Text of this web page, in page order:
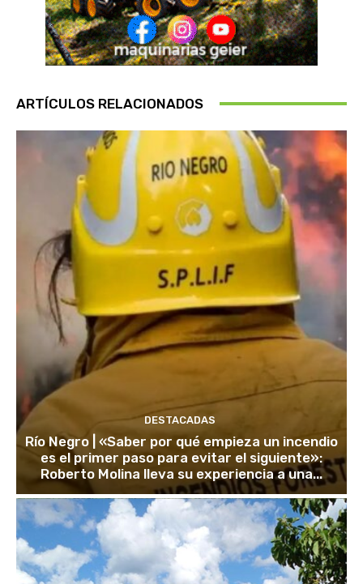
ARTÍCULOS RELACIONADOS
DESTACADAS
Río Negro | «Saber por qué empieza un incendio
es el primer paso para evitar el siguiente»:
Roberto Molina lleva su experiencia a una...